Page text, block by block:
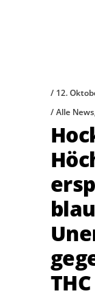
12.
Alle News